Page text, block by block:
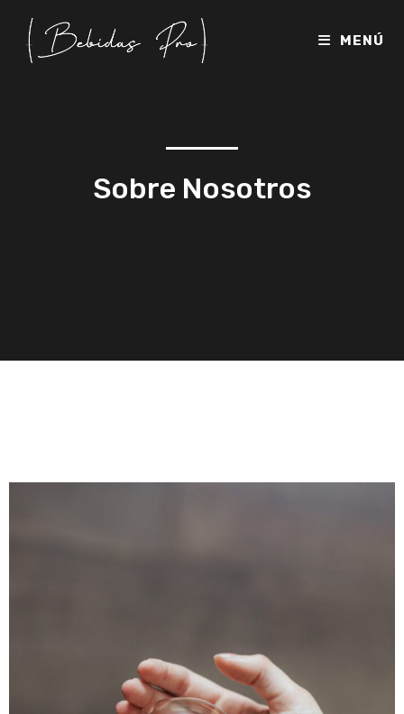
MENÚ
Sobre Nosotros